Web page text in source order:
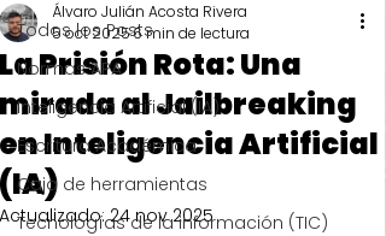
Todos los Posts
Normas APA
Inteligencia Artificial (IA)
Escritura Académica
Caja de herramientas
Tecnologías de la información (TIC)
La Prisión Rota: Una
mirada al Jailbreaking
en Inteligencia Artificial
(IA)
Álvaro Julián Acosta Rivera
5 oct 20256 min de lectura
Actualizado:24 nov 2025